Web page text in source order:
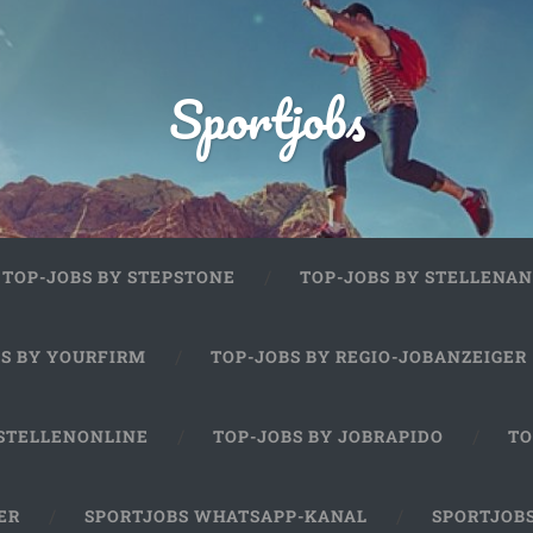
Sportjobs
TOP-JOBS BY STEPSTONE TOP-JOBS BY
BY YOURFIRM TOP-JOBS BY REGIO-JOBANZEIGER
TOP-JOBS BY JOBRAPIDO
SPORTJOBS WHATSAPP-KANAL